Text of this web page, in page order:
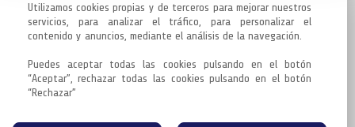
Utilizamos cookies propias y de terceros para mejorar nuestros
servicios, para analizar el tráfico, para personalizar el
contenido y anuncios, mediante el análisis de la navegación.
Puedes aceptar todas las cookies pulsando en el botón
“Aceptar”, rechazar todas las cookies pulsando en el botón
“Rechazar”